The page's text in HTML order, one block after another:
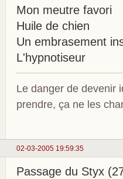
Mon meutre favori
Huile de chien
Un embrasement
L'hypnotiseur
Le danger de devenir
prendre, ça ne les
02-03-2005 19:59:35
Passage du Styx